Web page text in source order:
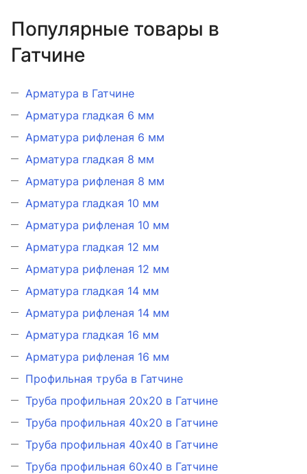
Популярные товары в
Гатчине
Арматура в Гатчине
Арматура гладкая 6 мм
Арматура рифленая 6 мм
Арматура гладкая 8 мм
Арматура рифленая 8 мм
Арматура гладкая 10 мм
Арматура рифленая 10 мм
Арматура гладкая 12 мм
Арматура рифленая 12 мм
Арматура гладкая 14 мм
Арматура рифленая 14 мм
Арматура гладкая 16 мм
Арматура рифленая 16 мм
Профильная труба в Гатчине
Труба профильная 20х20 в Гатчине
Труба профильная 40х20 в Гатчине
Труба профильная 40х40 в Гатчине
Труба профильная 60х40 в Гатчине